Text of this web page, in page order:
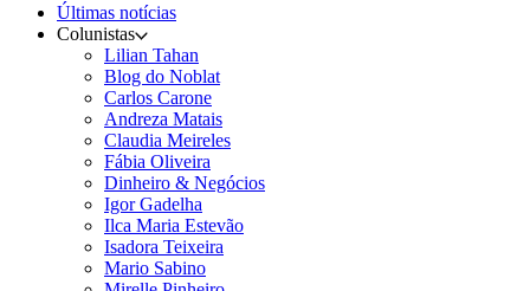
Últimas notícias
Colunistas
Lilian Tahan
Blog do Noblat
Carlos Carone
Andreza Matais
Claudia Meireles
Fábia Oliveira
Dinheiro & Negócios
Igor Gadelha
Ilca Maria Estevão
Isadora Teixeira
Mario Sabino